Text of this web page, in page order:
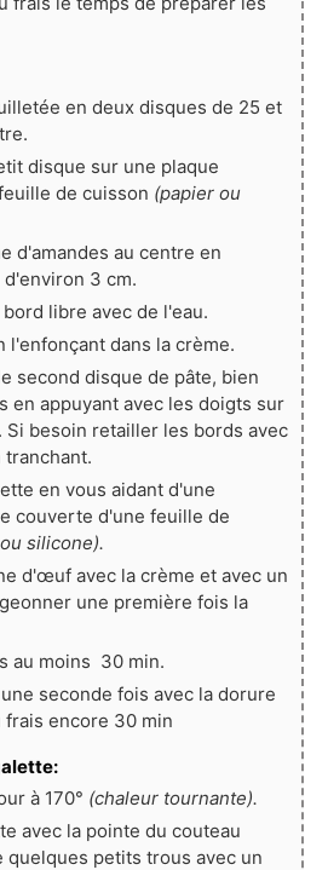
en deux disques de 25 et
disque sur une plaque
de cuisson (papier ou
d'amandes au centre en
3 cm.
libre avec de l'eau.
l'enfonçant dans la crème.
second disque de pâte, bien
en appuyant avec les doigts sur
besoin retailler les bords avec
tranchant.
en vous aidant d'une
couverte d'une feuille de
silicone).
d'œuf avec la crème et avec un
une première fois la
au moins 30 min.
seconde fois avec la dorure
frais encore 30 min
à 170° (chaleur tournante).
avec la pointe du couteau
quelques petits trous avec un